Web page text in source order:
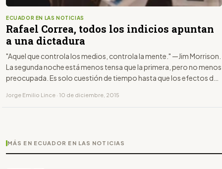
ECUADOR EN LAS NOTICIAS
Rafael Correa, todos los indicios apuntan
a una dictadura
"Aquel que controla los medios, controla la mente." —Jim Morrison.
La segunda noche está menos tensa que la primera, pero no menos
preocupada. Es solo cuestión de tiempo hasta que los efectos de
aprobadas?en Ecuador el pasado 3 de diciembre comiencen a
sentirse.
Jorge Emilio Lince · 10 de diciembre, 2015
MÁS EN ECUADOR EN LAS NOTICIAS